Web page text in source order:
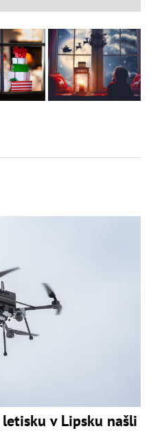
v Lipsku našli